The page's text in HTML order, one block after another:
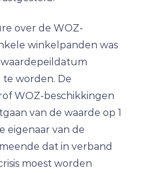
over de WOZ-
winkelpanden was
worden. De
WOZ-beschikkingen
van de waarde op 1
eigenaar van de
dat in verband
moest worden